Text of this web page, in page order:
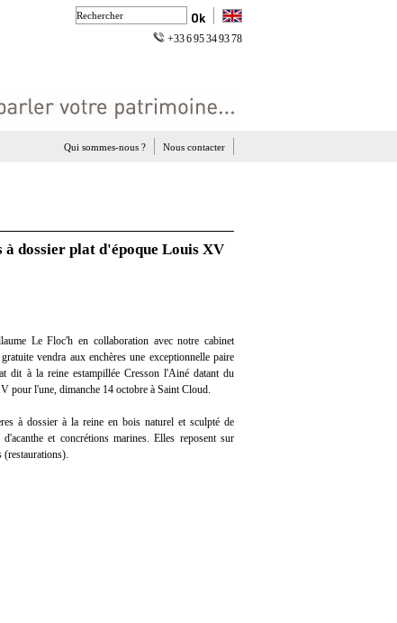
+33 6 95 34 93 78
Nous contacter
Qui sommes-nous ?
dossier plat d'époque Louis XV
Le Floc'h en collaboration avec notre cabinet
vendra aux enchères une exceptionnelle paire
dit à la reine estampillée Cresson l'Ainé datant du
pour l'une, dimanche 14 octobre à Saint Cloud.
à dossier à la reine en bois naturel et sculpté de
et concrétions marines. Elles reposent sur
(restaurations).